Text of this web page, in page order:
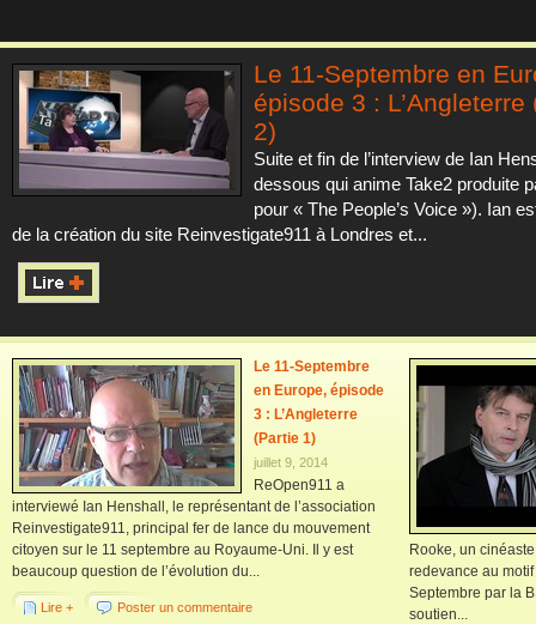
Le 11-Septembre en
épisode 3 : L’Angleterre
2)
Suite et fin de l’interview de Ian
dessous qui anime Take2 produite
pour « The People’s Voice »). Ian
de la création du site Reinvestigate911 à Londres et...
Le 11-Septembre
en Europe, épisode
3 : L’Angleterre
(Partie 1)
juillet 9, 2014
ReOpen911 a
interviewé Ian Henshall, le représentant de l’association
Reinvestigate911, principal fer de lance du mouvement
citoyen sur le 11 septembre au Royaume-Uni. Il y est
beaucoup question de l’évolution du...
Lire + Poster un commentaire
Rooke, un
redevance au
Septembre par la
soutien...